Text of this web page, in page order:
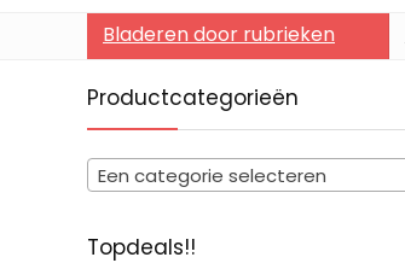
Bladeren door rubrieken
Productcategorieën
Een categorie selecteren
Topdeals!!